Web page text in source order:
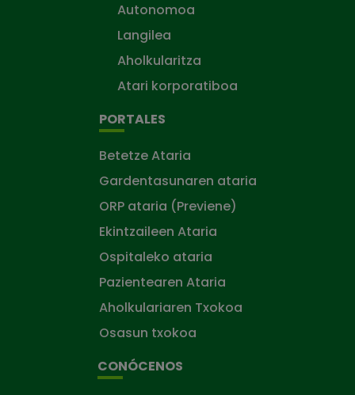
Autonomoa
Langilea
Aholkularitza
Atari korporatiboa
PORTALES
Betetze Ataria
Gardentasunaren ataria
ORP ataria (Previene)
Ekintzaileen Ataria
Ospitaleko ataria
Pazientearen Ataria
Aholkulariaren Txokoa
Osasun txokoa
CONÓCENOS